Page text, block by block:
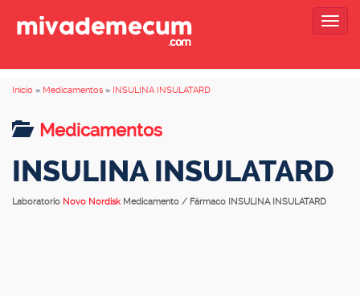
Inicio » Medicamentos » INSULINA INSULATARD
Medicamentos
INSULINA INSULATARD
Laboratorio Novo Nordisk Medicamento / Fármaco INSULINA INSULATARD